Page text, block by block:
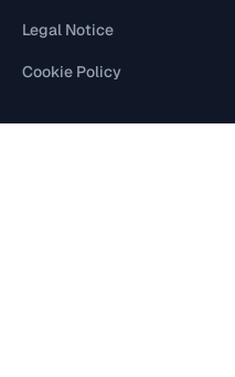
Legal Notice
Cookie Policy